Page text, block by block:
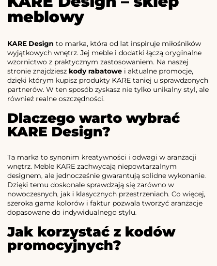
meblowy
KARE Design to marka, która od lat inspiruje miłośników
wyjątkowych wnętrz. Jej meble i dodatki łączą oryginalne
wzornictwo z praktycznym zastosowaniem. Na naszej
stronie znajdziesz kody rabatowe i aktualne promocje,
dzięki którym kupisz produkty KARE taniej u sprawdzonych
partnerów. W ten sposób zyskasz nie tylko unikalny styl, ale
również realne oszczędności.
Dlaczego warto wybrać
KARE Design?
Ta marka to synonim kreatywności i odwagi w aranżacji
wnętrz. Meble KARE zachwycają niepowtarzalnym
designem, ale jednocześnie gwarantują solidne wykonanie.
Dzięki temu doskonale sprawdzają się zarówno w
nowoczesnych, jak i klasycznych przestrzeniach. Co więcej,
szeroka gama kolorów i faktur pozwala tworzyć aranżacje
dopasowane do indywidualnego stylu.
Jak korzystać z kodów
promocyjnych?